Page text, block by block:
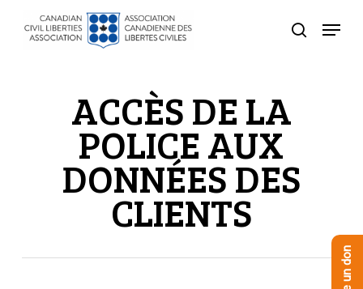
recherche
Menu
ACCÈS DE LA
POLICE AUX
DONNÉES DES
CLIENTS